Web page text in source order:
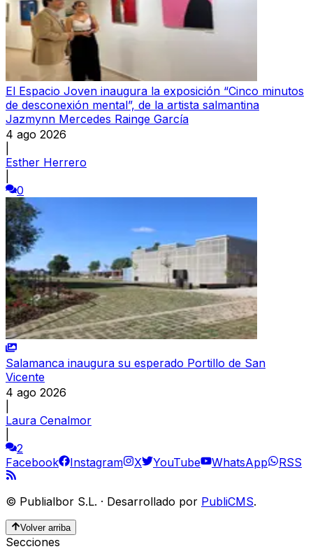
El Espacio Joven inaugura la exposición “Cinco minutos
de desconexión mental”, de la artista salmantina
Jazmynn Mercedes Rainge García
4 ago 2026
Esther Herrero
0
Salamanca inaugura su esperado Portillo de San
Vicente
4 ago 2026
Laura Cenalmor
2
Facebook
Instagram X YouTube WhatsApp RSS
© Publialbor S.L. · Desarrollado por PubliCMS.
Volver arriba
Secciones